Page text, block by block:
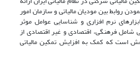
روابط بین مودیان مالیاتی و سازمان امور
نرم افزاری و شناسایی عوامل موثر
شامل فرهنگی، اقتصادی و غیر اقتصادی از
است که کمک به افزایش تمکین مالیاتی